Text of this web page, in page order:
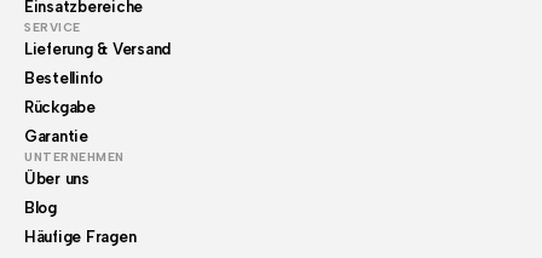
Einsatzbereiche
SERVICE
Lieferung & Versand
Bestellinfo
Rückgabe
Garantie
UNTERNEHMEN
Über uns
Blog
Häufige Fragen